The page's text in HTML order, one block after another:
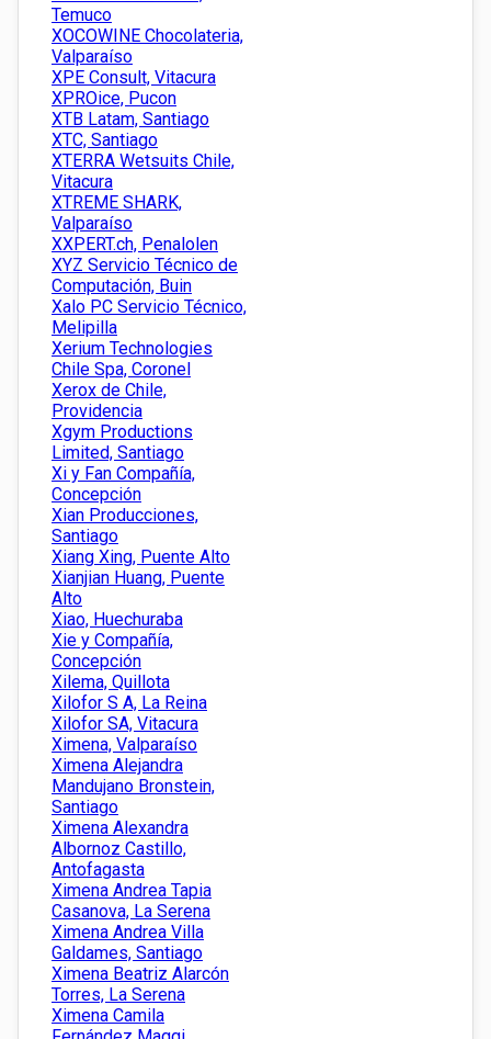
Temuco
XOCOWINE Chocolateria,
Valparaíso
XPE Consult, Vitacura
XPROice, Pucon
XTB Latam, Santiago
XTC, Santiago
XTERRA Wetsuits Chile,
Vitacura
XTREME SHARK,
Valparaíso
XXPERT.ch, Penalolen
XYZ Servicio Técnico de
Computación, Buin
Xalo PC Servicio Técnico,
Melipilla
Xerium Technologies
Chile Spa, Coronel
Xerox de Chile,
Providencia
Xgym Productions
Limited, Santiago
Xi y Fan Compañía,
Concepción
Xian Producciones,
Santiago
Xiang Xing, Puente Alto
Xianjian Huang, Puente
Alto
Xiao, Huechuraba
Xie y Compañía,
Concepción
Xilema, Quillota
Xilofor S A, La Reina
Xilofor SA, Vitacura
Ximena, Valparaíso
Ximena Alejandra
Mandujano Bronstein,
Santiago
Ximena Alexandra
Albornoz Castillo,
Antofagasta
Ximena Andrea Tapia
Casanova, La Serena
Ximena Andrea Villa
Galdames, Santiago
Ximena Beatriz Alarcón
Torres, La Serena
Ximena Camila